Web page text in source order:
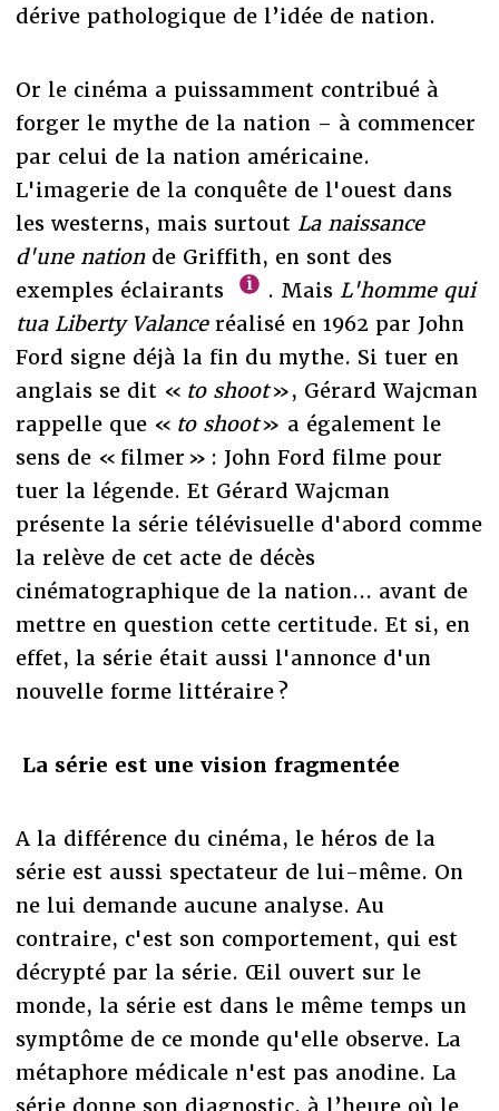
dérive pathologique de l’idée de nation.
Or le cinéma a puissamment contribué à
forger le mythe de la nation – à commencer
par celui de la nation américaine.
L'imagerie de la conquête de l'ouest dans
les westerns, mais surtout La naissance
d'une nation de Griffith, en sont des
exemples éclairants
. Mais L'homme qui
tua Liberty Valance réalisé en 1962 par John
Ford signe déjà la fin du mythe. Si tuer en
anglais se dit « to shoot», Gérard Wajcman
rappelle que « to shoot» a également le
sens de « filmer » : John Ford filme pour
tuer la légende. Et Gérard Wajcman
présente la série télévisuelle d'abord comme
la relève de cet acte de décès
cinématographique de la nation... avant de
mettre en question cette certitude. Et si, en
effet, la série était aussi l'annonce d'un
nouvelle forme littéraire ?
La série est une vision fragmentée
A la différence du cinéma, le héros de la
série est aussi spectateur de lui-même. On
ne lui demande aucune analyse. Au
contraire, c'est son comportement, qui est
décrypté par la série. Œil ouvert sur le
monde, la série est dans le même temps un
symptôme de ce monde qu'elle observe. La
métaphore médicale n'est pas anodine. La